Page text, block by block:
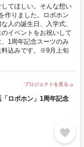
てほしい。そんな想い
作りました。ロボホン
人の誕生日、入学式、
イベントをお祝いして
1周年記念スーツのみ
込みです。※9月上旬
プロジェクトを見る arrow_forward
ロボホン」1周年記念
favorite